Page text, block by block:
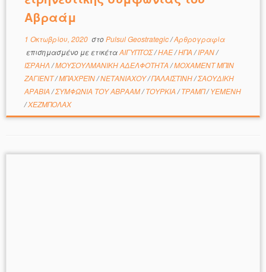
Αβραάμ
1 Οκτωβρίου, 2020στοPulsul Geostrategic/Αρθρογραφία
επισημασμένο με ετικέταΑΙΓΥΠΤΟΣ/ΗΑΕ/ΗΠΑ /ΙΡΑΝ/
ΙΣΡΑΗΛ /ΜΟΥΣΟΥΛΜΑΝΙΚΗ ΑΔΕΛΦΟΤΗΤΑ /ΜΟΧΑΜΕΝΤ ΜΠΙΝ
ΖΑΓΙΕΝΤ/ΜΠΑΧΡΕΪΝ/ΝΕΤΑΝΙΑΧΟΥ/ΠΑΛΑΙΣΤΙΝΗ/ΣΑΟΥΔΙΚΗ
ΑΡΑΒΙΑ /ΣΥΜΦΩΝΙΑ ΤΟΥ ΑΒΡΑΑΜ/ΤΟΥΡΚΙΑ /ΤΡΑΜΠ/ΥΕΜΕΝΗ
/ΧΕΖΜΠΟΛΑΧ